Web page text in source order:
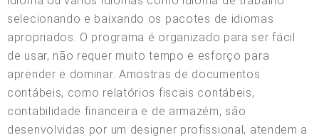
selecionando e baixando os pacotes de idiomas
apropriados. O programa é organizado para ser fácil
de usar, não requer muito tempo e esforço para
aprender e dominar. Amostras de documentos
contábeis, como relatórios fiscais contábeis,
contabilidade financeira e de armazém, são
desenvolvidas por um designer profissional, atendem a